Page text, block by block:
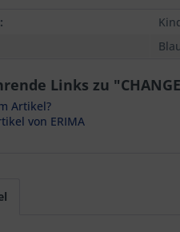
Links zu
Artikel?
von ERIMA